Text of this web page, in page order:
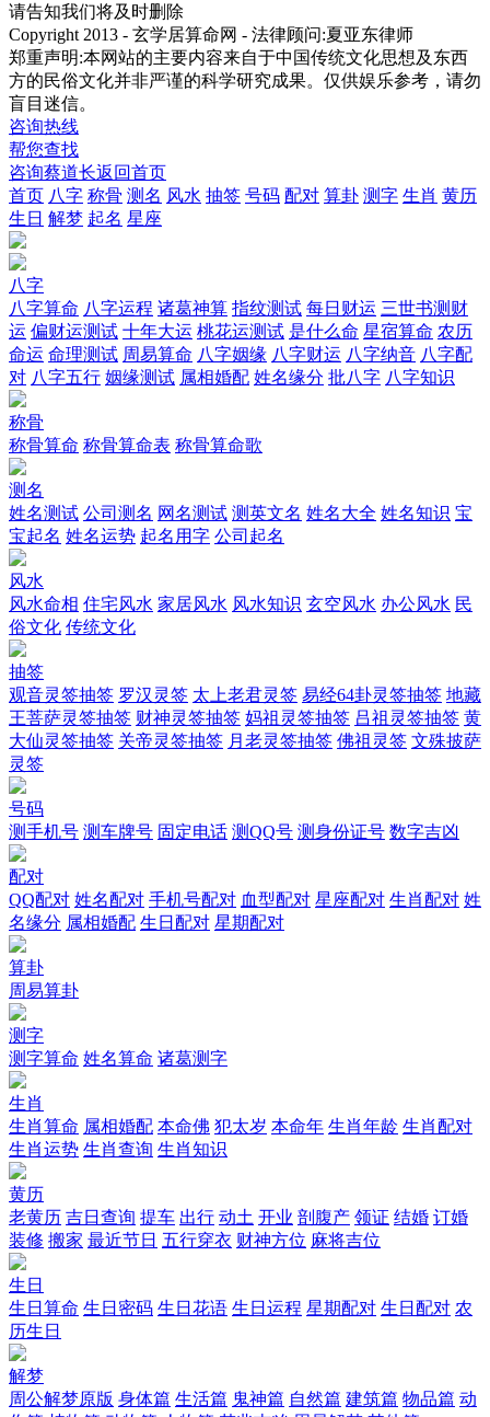
请告知我们将及时删除
Copyright 2013 - 玄学居算命网 - 法律顾问:夏亚东律师
郑重声明:本网站的主要内容来自于中国传统文化思想及东西
方的民俗文化并非严谨的科学研究成果。仅供娱乐参考，请勿
盲目迷信。
咨询热线
帮您查找
咨询蔡道长返回首页
首页 八字 称骨 测名 风水 抽签 号码 配对 算卦 测字 生肖 黄历
生日 解梦 起名 星座
八字
八字算命 八字运程 诸葛神算 指纹测试 每日财运 三世书测财
运 偏财运测试 十年大运 桃花运测试 是什么命 星宿算命 农历
命运 命理测试 周易算命 八字姻缘 八字财运 八字纳音 八字配
对 八字五行 姻缘测试 属相婚配 姓名缘分 批八字 八字知识
称骨
称骨算命 称骨算命表 称骨算命歌
测名
姓名测试 公司测名 网名测试 测英文名 姓名大全 姓名知识 宝
宝起名 姓名运势 起名用字 公司起名
风水
风水命相 住宅风水 家居风水 风水知识 玄空风水 办公风水 民
俗文化 传统文化
抽签
观音灵签抽签 罗汉灵签 太上老君灵签 易经64卦灵签抽签 地藏
王菩萨灵签抽签 财神灵签抽签 妈祖灵签抽签 吕祖灵签抽签 黄
大仙灵签抽签 关帝灵签抽签 月老灵签抽签 佛祖灵签 文殊披萨
灵签
号码
测手机号 测车牌号 固定电话 测QQ号 测身份证号 数字吉凶
配对
QQ配对 姓名配对 手机号配对 血型配对 星座配对 生肖配对 姓
名缘分 属相婚配 生日配对 星期配对
算卦
周易算卦
测字
测字算命 姓名算命 诸葛测字
生肖
生肖算命 属相婚配 本命佛 犯太岁 本命年 生肖年龄 生肖配对
生肖运势 生肖查询 生肖知识
黄历
老黄历 吉日查询 提车 出行 动土 开业 剖腹产 领证 结婚 订婚
装修 搬家 最近节日 五行穿衣 财神方位 麻将吉位
生日
生日算命 生日密码 生日花语 生日运程 星期配对 生日配对 农
历生日
解梦
周公解梦原版 身体篇 生活篇 鬼神篇 自然篇 建筑篇 物品篇 动